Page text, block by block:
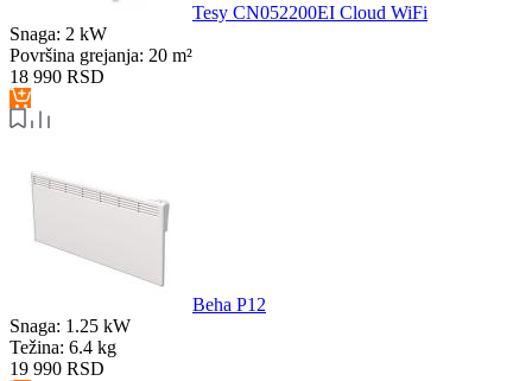
Tesy CN052200EI Cloud WiFi
Snaga: 2 kW
Površina grejanja: 20 m²
18 990 RSD
Beha P12
Snaga: 1.25 kW
Težina: 6.4 kg
19 990 RSD